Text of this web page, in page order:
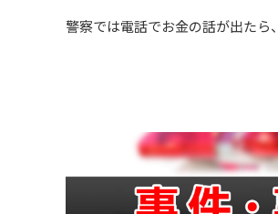
警察では電話でお金の話が出たら